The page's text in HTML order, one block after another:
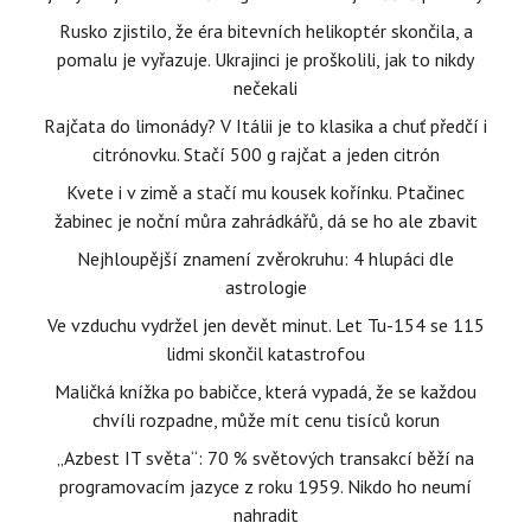
Rusko zjistilo, že éra bitevních helikoptér skončila, a
pomalu je vyřazuje. Ukrajinci je proškolili, jak to nikdy
nečekali
Rajčata do limonády? V Itálii je to klasika a chuť předčí i
citrónovku. Stačí 500 g rajčat a jeden citrón
Kvete i v zimě a stačí mu kousek kořínku. Ptačinec
žabinec je noční můra zahrádkářů, dá se ho ale zbavit
Nejhloupější znamení zvěrokruhu: 4 hlupáci dle
astrologie
Ve vzduchu vydržel jen devět minut. Let Tu-154 se 115
lidmi skončil katastrofou
Maličká knížka po babičce, která vypadá, že se každou
chvíli rozpadne, může mít cenu tisíců korun
„Azbest IT světa“: 70 % světových transakcí běží na
programovacím jazyce z roku 1959. Nikdo ho neumí
nahradit